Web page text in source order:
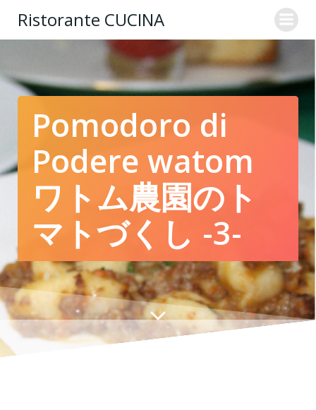
ン
テ
ン
ツ
へ
キ
プ
Ristorante CUCINA
Pomodoro di
Podere watom
ワトム農園のト
マトづくし -3-